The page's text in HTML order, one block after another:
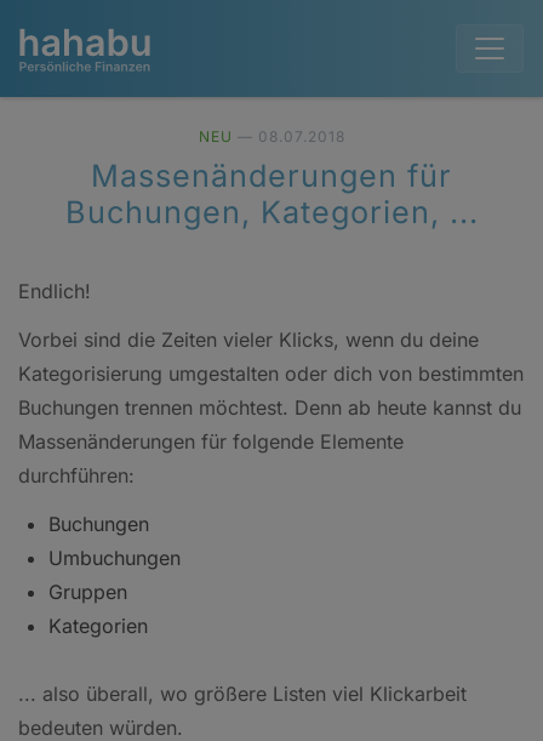
NEU — 08.07.2018
Massenänderungen für
Buchungen, Kategorien, ...
Endlich!
Vorbei sind die Zeiten vieler Klicks, wenn du deine
Kategorisierung umgestalten oder dich von bestimmten
Buchungen trennen möchtest. Denn ab heute kannst du
Massenänderungen für folgende Elemente
durchführen:
Buchungen
Umbuchungen
Gruppen
Kategorien
... also überall, wo größere Listen viel Klickarbeit
bedeuten würden.